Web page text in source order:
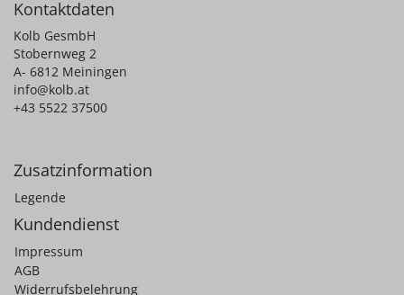
Kontaktdaten
Kolb GesmbH
Stobernweg 2
A- 6812 Meiningen
info@kolb.at
+43 5522 37500
Zusatzinformation
Legende
Kundendienst
Impressum
AGB
Widerrufsbelehrung